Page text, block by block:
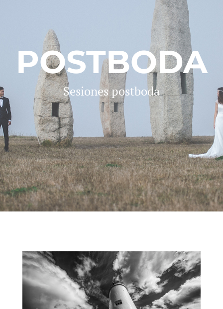
POSTBODA
Sesiones postboda